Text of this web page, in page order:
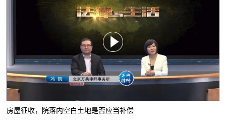
房屋征收，院落内空白土地是否应当补偿